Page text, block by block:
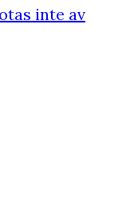
inte av